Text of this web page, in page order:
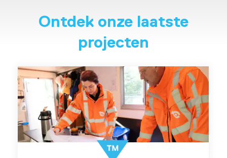
Ontdek onze laatste
projecten